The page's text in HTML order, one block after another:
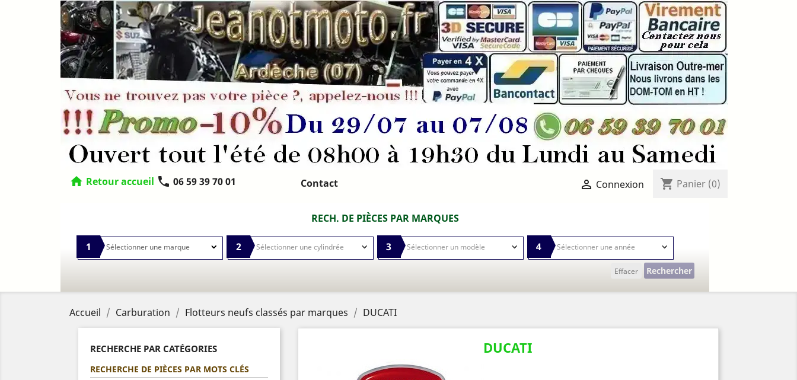
home Retour accueil phone 06 59 39 70 01 Contact  Connexion shopping_cart Panier (0)
RECH. DE PIÈCES PAR MARQUES
1 2 3 4
Effacer Rechercher
Accueil Carburation Flotteurs neufs classés par marques DUCATI
RECHERCHE PAR CATÉGORIES
RECHERCHE DE PIÈCES PAR MOTS CLÉS
DUCATI